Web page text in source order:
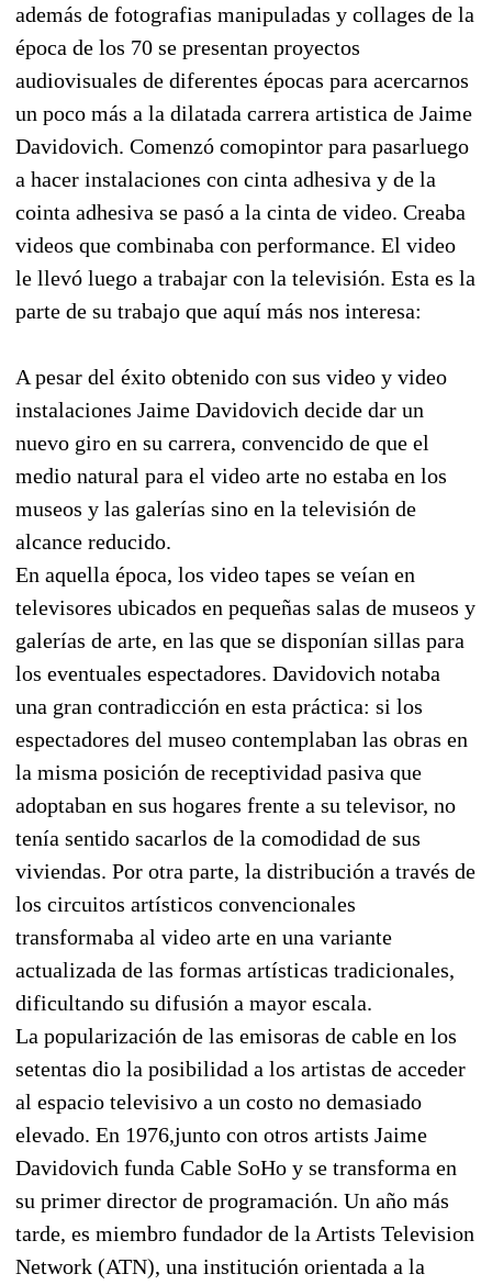
además de fotografias manipuladas y collages de la
época de los 70 se presentan proyectos
audiovisuales de diferentes épocas para acercarnos
un poco más a la dilatada carrera artistica de Jaime
Davidovich. Comenzó comopintor para pasarluego
a hacer instalaciones con cinta adhesiva y de la
cointa adhesiva se pasó a la cinta de video. Creaba
videos que combinaba con performance. El video
le llevó luego a trabajar con la televisión. Esta es la
parte de su trabajo que aquí más nos interesa:
A pesar del éxito obtenido con sus video y video
instalaciones Jaime Davidovich decide dar un
nuevo giro en su carrera, convencido de que el
medio natural para el video arte no estaba en los
museos y las galerías sino en la televisión de
alcance reducido.
En aquella época, los video tapes se veían en
televisores ubicados en pequeñas salas de museos y
galerías de arte, en las que se disponían sillas para
los eventuales espectadores. Davidovich notaba
una gran contradicción en esta práctica: si los
espectadores del museo contemplaban las obras en
la misma posición de receptividad pasiva que
adoptaban en sus hogares frente a su televisor, no
tenía sentido sacarlos de la comodidad de sus
viviendas. Por otra parte, la distribución a través de
los circuitos artísticos convencionales
transformaba al video arte en una variante
actualizada de las formas artísticas tradicionales,
dificultando su difusión a mayor escala.
La popularización de las emisoras de cable en los
setentas dio la posibilidad a los artistas de acceder
al espacio televisivo a un costo no demasiado
elevado. En 1976,junto con otros artists Jaime
Davidovich funda Cable SoHo y se transforma en
su primer director de programación. Un año más
tarde, es miembro fundador de la Artists Television
Network (ATN), una institución orientada a la